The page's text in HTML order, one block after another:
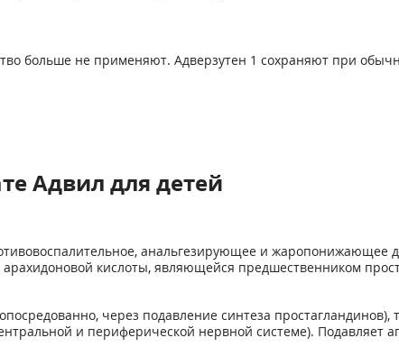
больше не применяют. Адверзутен 1 сохраняют при
Адвил для детей
анальгезирующее и жаропонижающее
кислоты, являющейся предшественником
через подавление синтеза
и периферической нервной системе). Подавляет